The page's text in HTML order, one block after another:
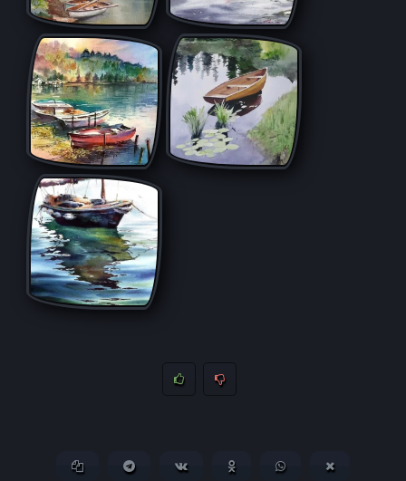
Копировать ссылкуПоделиться в Telegram
Поделиться ВКонтактеПоделиться в
Поделиться в